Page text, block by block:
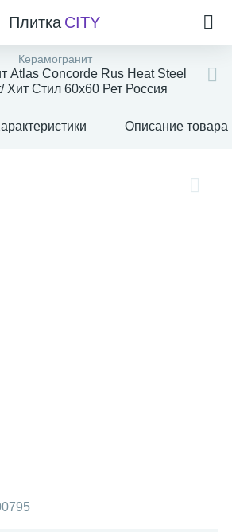
Плитка CITY
Керамогранит
Atlas Concorde Rus Heat Steel
Хит Стил 60x60 Рет Россия
Описание товара